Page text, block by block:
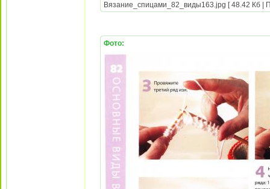
Вязание_спицами_82_виды163.jpg [ 48.42 Кб |
Фото: